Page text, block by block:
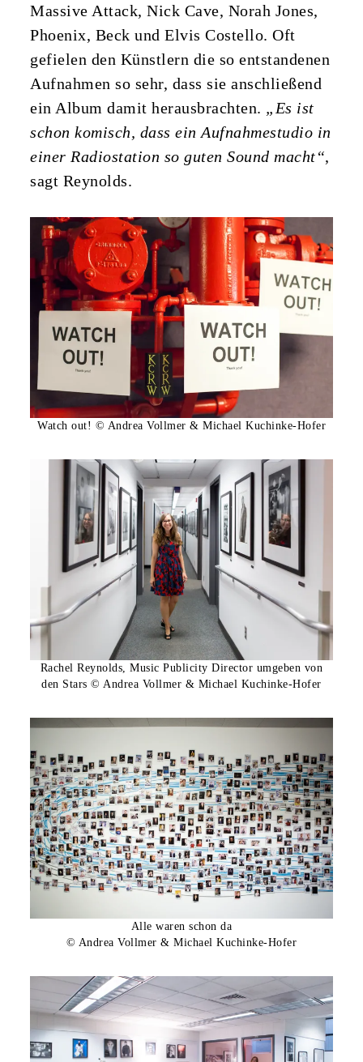
Massive Attack, Nick Cave, Norah Jones,
Phoenix, Beck und Elvis Costello. Oft
gefielen den Künstlern die so entstandenen
Aufnahmen so sehr, dass sie anschließend
ein Album damit herausbrachten. „Es ist
schon komisch, dass ein Aufnahmestudio in
einer Radiostation so guten Sound macht“,
sagt Reynolds.
Watch out! © Andrea Vollmer & Michael Kuchinke-Hofer
Rachel Reynolds, Music Publicity Director umgeben von
den Stars © Andrea Vollmer & Michael Kuchinke-Hofer
Alle waren schon da
© Andrea Vollmer & Michael Kuchinke-Hofer